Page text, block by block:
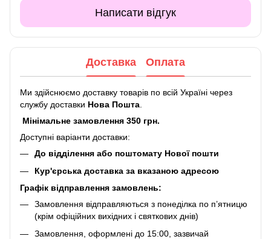
Написати відгук
Доставка Оплата
Ми здійснюємо доставку товарів по всій Україні через
службу доставки Нова Пошта.
Мінімальне замовлення 350 грн.
Доступні варіанти доставки:
До відділення або поштомату Нової пошти
Кур'єрська доставка за вказаною адресою
Графік відправлення замовлень:
Замовлення відправляються з понеділка по п’ятницю
(крім офіційних вихідних і святкових днів)
Замовлення, оформлені до 15:00, зазвичай